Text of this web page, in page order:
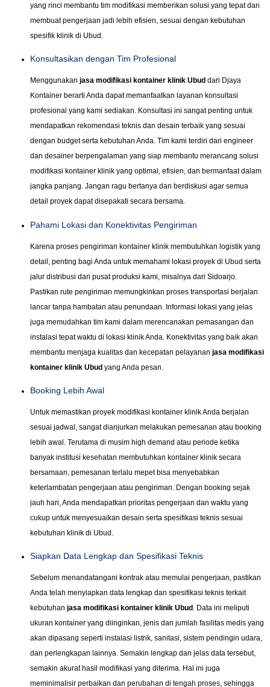
yang rinci membantu tim modifikasi memberikan solusi yang tepat dan
membuat pengerjaan jadi lebih efisien, sesuai dengan kebutuhan
spesifik klinik di Ubud.
Konsultasikan dengan Tim Profesional
Menggunakan jasa modifikasi kontainer klinik Ubud dari Djaya
Kontainer berarti Anda dapat memanfaatkan layanan konsultasi
profesional yang kami sediakan. Konsultasi ini sangat penting untuk
mendapatkan rekomendasi teknis dan desain terbaik yang sesuai
dengan budget serta kebutuhan Anda. Tim kami terdiri dari engineer
dan desainer berpengalaman yang siap membantu merancang solusi
modifikasi kontainer klinik yang optimal, efisien, dan bermanfaat dalam
jangka panjang. Jangan ragu bertanya dan berdiskusi agar semua
detail proyek dapat disepakati secara bersama.
Pahami Lokasi dan Konektivitas Pengiriman
Karena proses pengiriman kontainer klinik membutuhkan logistik yang
detail, penting bagi Anda untuk memahami lokasi proyek di Ubud serta
jalur distribusi dari pusat produksi kami, misalnya dari Sidoarjo.
Pastikan rute pengiriman memungkinkan proses transportasi berjalan
lancar tanpa hambatan atau penundaan. Informasi lokasi yang jelas
juga memudahkan tim kami dalam merencanakan pemasangan dan
instalasi tepat waktu di lokasi klinik Anda. Konektivitas yang baik akan
membantu menjaga kualitas dan kecepatan pelayanan jasa modifikasi
kontainer klinik Ubud yang Anda pesan.
Booking Lebih Awal
Untuk memastikan proyek modifikasi kontainer klinik Anda berjalan
sesuai jadwal, sangat dianjurkan melakukan pemesanan atau booking
lebih awal. Terutama di musim high demand atau periode ketika
banyak institusi kesehatan membutuhkan kontainer klinik secara
bersamaan, pemesanan terlalu mepet bisa menyebabkan
keterlambatan pengerjaan atau pengiriman. Dengan booking sejak
jauh hari, Anda mendapatkan prioritas pengerjaan dan waktu yang
cukup untuk menyesuaikan desain serta spesifikasi teknis sesuai
kebutuhan klinik di Ubud.
Siapkan Data Lengkap dan Spesifikasi Teknis
Sebelum menandatangani kontrak atau memulai pengerjaan, pastikan
Anda telah menyiapkan data lengkap dan spesifikasi teknis terkait
kebutuhan jasa modifikasi kontainer klinik Ubud . Data ini meliputi
ukuran kontainer yang diinginkan, jenis dan jumlah fasilitas medis yang
akan dipasang seperti instalasi listrik, sanitasi, sistem pendingin udara,
dan perlengkapan lainnya. Semakin lengkap dan jelas data tersebut,
semakin akurat hasil modifikasi yang diterima. Hal ini juga
meminimalisir perbaikan dan perubahan di tengah proses, sehingga